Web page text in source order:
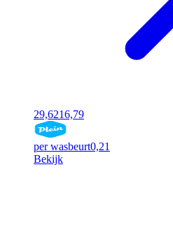
29,6216,79
per wasbeurt0,21
Bekijk